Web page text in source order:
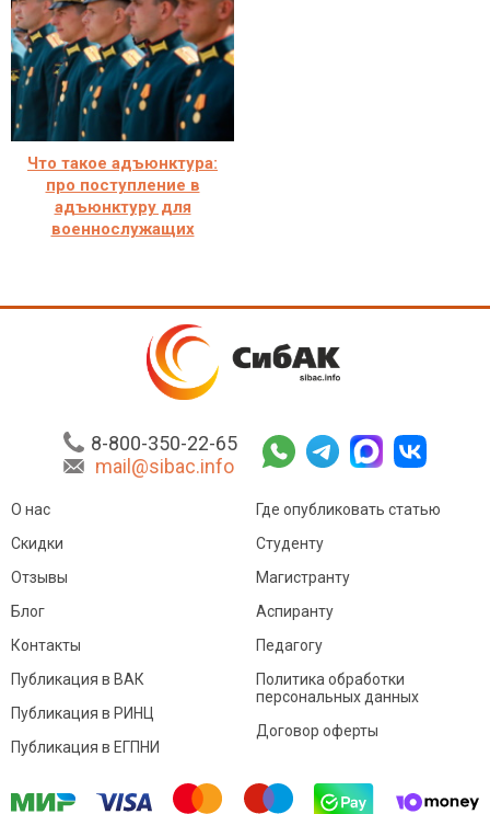
Что такое адъюнктура:
про поступление в
адъюнктуру для
военнослужащих
8-800-350-22-65
mail@sibac.info
О нас
Скидки
Отзывы
Блог
Контакты
Где опубликовать статью
Студенту
Магистранту
Аспиранту
Педагогу
Публикация в ВАК
Публикация в РИНЦ
Публикация в ЕГПНИ
Политика обработки
персональных данных
Договор оферты